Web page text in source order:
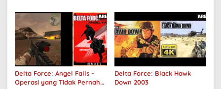
Delta Force: Angel Falls –
Operasi yang Tidak Pernah
Delta Force: Black Hawk
Down 2003